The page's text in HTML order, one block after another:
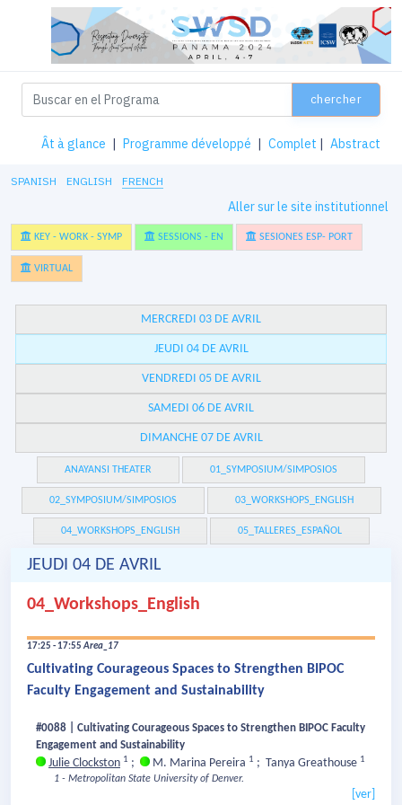
chercher
Ât à glance | Programme développé | Complet | Abstract
SPANISH ENGLISH FRENCH
Aller sur le site institutionnel
KEY - WORK - SYMP SESSIONS - EN SESIONES ESP- PORT
VIRTUAL
MERCREDI 03 DE AVRIL
JEUDI 04 DE AVRIL
VENDREDI 05 DE AVRIL
SAMEDI 06 DE AVRIL
DIMANCHE 07 DE AVRIL
ANAYANSI THEATER 01_SYMPOSIUM/SIMPOSIOS
02_SYMPOSIUM/SIMPOSIOS 03_WORKSHOPS_ENGLISH
04_WORKSHOPS_ENGLISH 05_TALLERES_ESPAÑOL
JEUDI 04 DE AVRIL
04_Workshops_English
17:25 - 17:55Area_17
Cultivating Courageous Spaces to Strengthen BIPOC
Faculty Engagement and Sustainability
#0088 | Cultivating Courageous Spaces to Strengthen BIPOC Faculty
Engagement and Sustainability
Julie Clockston 1 ; M. Marina Pereira 1 ; Tanya Greathouse 1
1 - Metropolitan State University of Denver.
[ver]